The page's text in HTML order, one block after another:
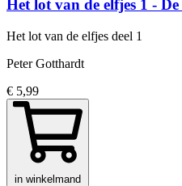
Het lot van de elfjes 1 -
Het lot van de elfjes deel 1
Peter Gotthardt
€ 5,99
in winkelmand